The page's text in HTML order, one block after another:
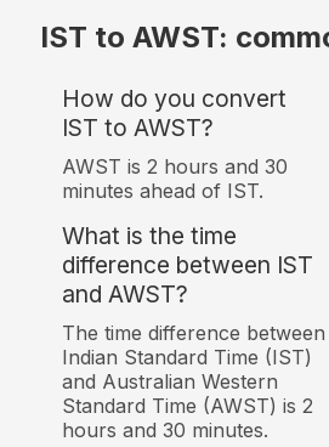
IST to AWST:
How do you convert
IST to AWST?
AWST is 2 hours and 30
minutes ahead of IST.
What is the time
difference between IST
and AWST?
The time difference between
Indian Standard Time (IST)
and Australian Western
Standard Time (AWST) is 2
hours and 30 minutes.